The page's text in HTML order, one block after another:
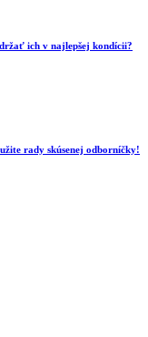
ich v najlepšej kondícii?
rady skúsenej odborníčky!